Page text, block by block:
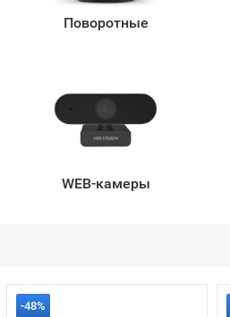
Поворотные
WEB-камеры
-48%